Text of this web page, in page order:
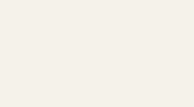
ID: 105
238
quali Zone Fiscali rientra il
Zone ID:
Tasso configurato: 10.0000%